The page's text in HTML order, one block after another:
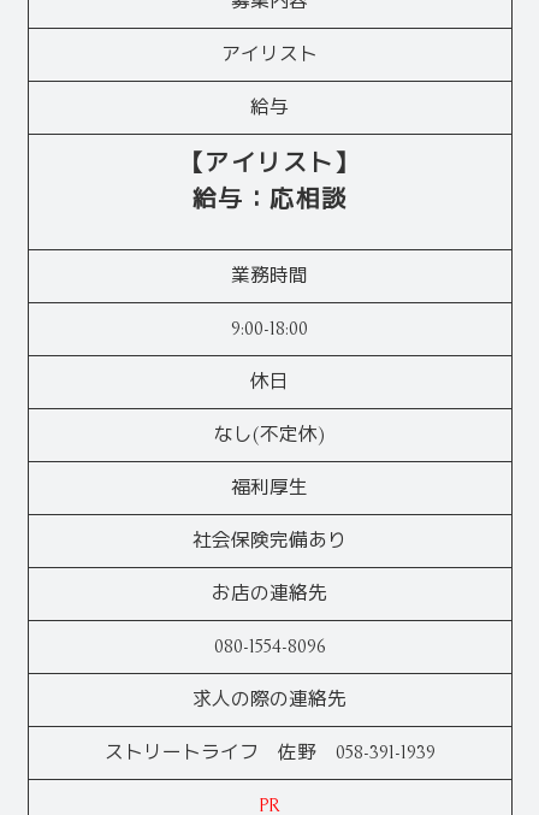
アイリスト
給与
【アイリスト】
給与：応相談
業務時間
9:00-18:00
休日
なし(不定休)
福利厚生
社会保険完備あり
お店の連絡先
080-1554-8096
求人の際の連絡先
ストリートライフ 佐野 058-391-1939
PR